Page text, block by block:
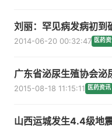
刘丽：罕见病发病初到
2014-06-20 00:32:47 医药
广东省泌尿生殖协会泌
2015-08-18 11:15:11 医药资讯
山西运城发生4.4级地